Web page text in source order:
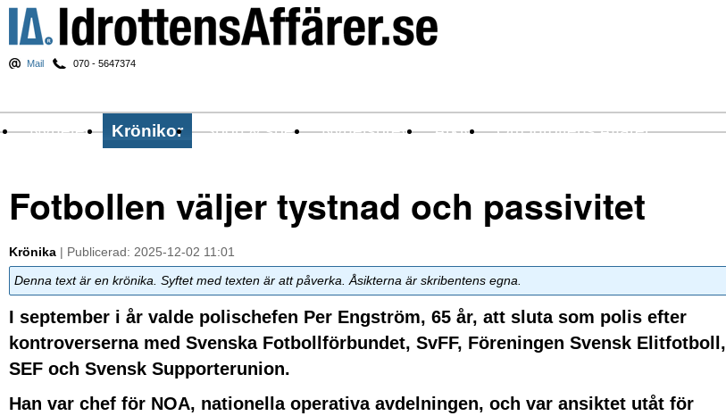
Mail 070 - 5647374
Nyheter Krönikor Sport & spel Nyhetsbrev Arkiv Om Idrottens Affärer
Fotbollen väljer tystnad och passivitet
Krönika | Publicerad: 2025-12-02 11:01
Denna text är en krönika. Syftet med texten är att påverka. Åsikterna är skribentens egna.
I september i år valde polischefen Per Engström, 65 år, att sluta som polis efter
kontroverserna med Svenska Fotbollförbundet, SvFF, Föreningen Svensk Elitfotboll,
SEF och Svensk Supporterunion.
Han var chef för NOA, nationella operativa avdelningen, och var ansiktet utåt för